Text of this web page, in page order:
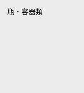
瓶・容器類